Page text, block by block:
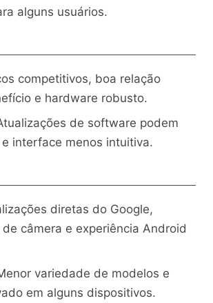
alguns usuários.
competitivos, boa relação
e hardware robusto.
de software podem
interface menos intuitiva.
diretas do Google,
câmera e experiência Android
variedade de modelos e
em alguns dispositivos.